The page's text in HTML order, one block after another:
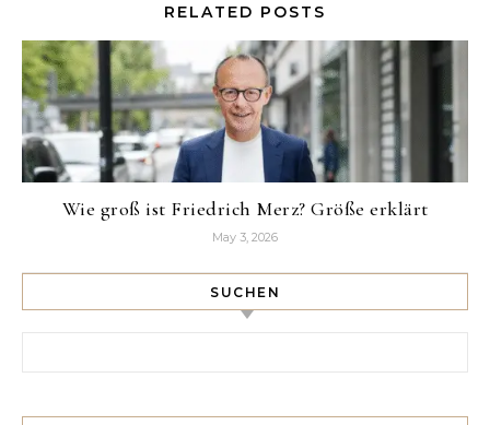
RELATED POSTS
Wie groß ist Friedrich Merz? Größe erklärt
May 3, 2026
SUCHEN